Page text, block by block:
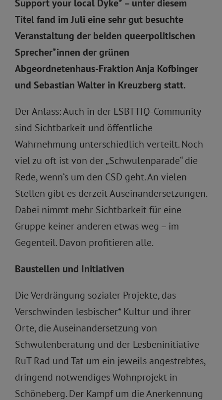
Support your local Dyke* – unter diesem
Titel fand im Juli eine sehr gut besuchte
Veranstaltung der beiden queerpolitischen
Sprecher*innen der grünen
Abgeordnetenhaus-Fraktion Anja Kofbinger
und Sebastian Walter in Kreuzberg statt.
Der Anlass: Auch in der LSBTTIQ-Community
sind Sichtbarkeit und öffentliche
Wahrnehmung unterschiedlich verteilt. Noch
viel zu oft ist von der „Schwulenparade“ die
Rede, wenn‘s um den CSD geht. An vielen
Stellen gibt es derzeit Auseinandersetzungen.
Dabei nimmt mehr Sichtbarkeit für eine
Gruppe keiner anderen etwas weg – im
Gegenteil. Davon profitieren alle.
Baustellen und Initiativen
Die Verdrängung sozialer Projekte, das
Verschwinden lesbischer* Kultur und ihrer
Orte, die Auseinandersetzung von
Schwulenberatung und der Lesbeninitiative
RuT Rad und Tat um ein jeweils angestrebtes,
dringend notwendiges Wohnprojekt in
Schöneberg. Der Kampf um die Anerkennung